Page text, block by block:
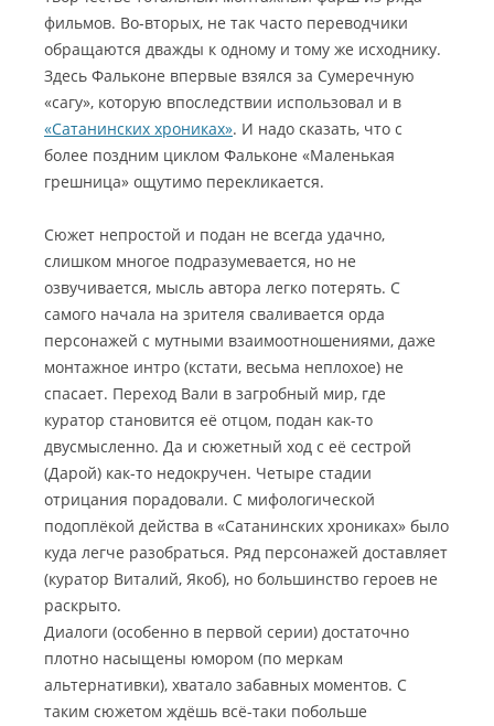
фильмов. Во-вторых, не так часто переводчики
обращаются дважды к одному и тому же исходнику.
Здесь Фальконе впервые взялся за Сумеречную
«сагу», которую впоследствии использовал и в
«Сатанинских хрониках». И надо сказать, что с
более поздним циклом Фальконе «Маленькая
грешница» ощутимо перекликается.
Сюжет непростой и подан не всегда удачно,
слишком многое подразумевается, но не
озвучивается, мысль автора легко потерять. С
самого начала на зрителя сваливается орда
персонажей с мутными взаимоотношениями, даже
монтажное интро (кстати, весьма неплохое) не
спасает. Переход Вали в загробный мир, где
куратор становится её отцом, подан как-то
двусмысленно. Да и сюжетный ход с её сестрой
(Дарой) как-то недокручен. Четыре стадии
отрицания порадовали. С мифологической
подоплёкой действа в «Сатанинских хрониках» было
куда легче разобраться. Ряд персонажей доставляет
(куратор Виталий, Якоб), но большинство героев не
раскрыто.
Диалоги (особенно в первой серии) достаточно
плотно насыщены юмором (по меркам
альтернативки), хватало забавных моментов. С
таким сюжетом ждёшь всё-таки побольше